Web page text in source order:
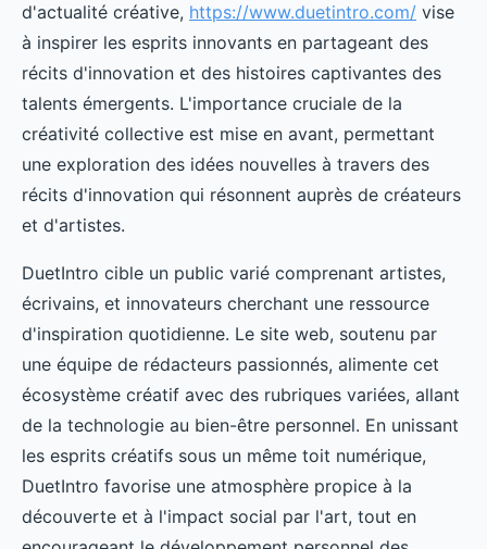
d'actualité créative, https://www.duetintro.com/ vise
à inspirer les esprits innovants en partageant des
récits d'innovation et des histoires captivantes des
talents émergents. L'importance cruciale de la
créativité collective est mise en avant, permettant
une exploration des idées nouvelles à travers des
récits d'innovation qui résonnent auprès de créateurs
et d'artistes.
DuetIntro cible un public varié comprenant artistes,
écrivains, et innovateurs cherchant une ressource
d'inspiration quotidienne. Le site web, soutenu par
une équipe de rédacteurs passionnés, alimente cet
écosystème créatif avec des rubriques variées, allant
de la technologie au bien-être personnel. En unissant
les esprits créatifs sous un même toit numérique,
DuetIntro favorise une atmosphère propice à la
découverte et à l'impact social par l'art, tout en